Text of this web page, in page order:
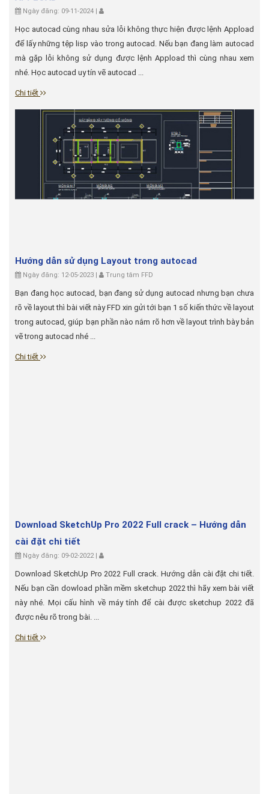
Ngày đăng: 09-11-2024 |
Học autocad cùng nhau sửa lỗi không thực hiện được lệnh Appload
để lấy những tệp lisp vào trong autocad. Nếu bạn đang làm autocad
mà gặp lỗi không sử dụng được lệnh Appload thì cùng nhau xem
nhé. Học autocad uy tín vẽ autocad ...
Chi tiết
Hướng dẫn sử dụng Layout trong autocad
Ngày đăng: 12-05-2023 | Trung tâm FFD
Bạn đang học autocad, bạn đang sử dụng autocad nhưng bạn chưa
rõ về layout thì bài viết này FFD xin gửi tới bạn 1 số kiến thức về layout
trong autocad, giúp bạn phần nào nắm rõ hơn về layout trình bày bản
vẽ trong autocad nhé ...
Chi tiết
Download SketchUp Pro 2022 Full crack – Hướng dẫn
cài đặt chi tiết
Ngày đăng: 09-02-2022 |
Download SketchUp Pro 2022 Full crack. Hướng dẫn cài đặt chi tiết.
Nếu bạn cần dowload phần mềm sketchup 2022 thì hãy xem bài viết
này nhé. Mọi cấu hình về máy tính để cài được sketchup 2022 đã
được nêu rõ trong bài. ...
Chi tiết